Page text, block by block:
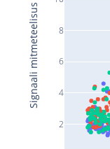
2
4
6
8
Signaali mitmeteelisus (cm)